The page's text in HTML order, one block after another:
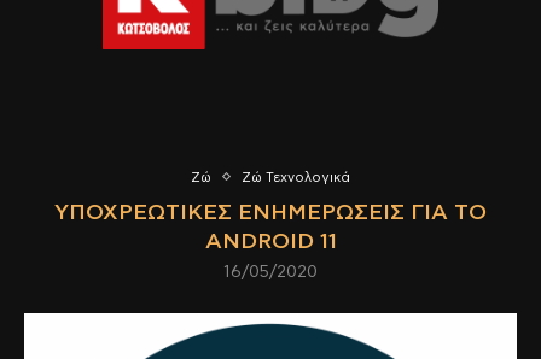
Ζώ Ζώ Τεχνολογικά
ΥΠΟΧΡΕΩΤΙΚΈΣ ΕΝΗΜΕΡΏΣΕΙΣ ΓΙΑ ΤΟ
ANDROID 11
16/05/2020